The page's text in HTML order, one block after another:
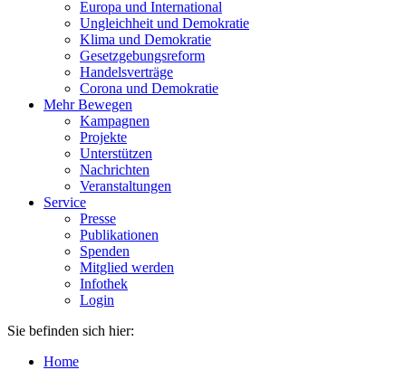
Europa und International
Ungleichheit und Demokratie
Klima und Demokratie
Gesetzgebungsreform
Handelsverträge
Corona und Demokratie
Mehr Bewegen
Kampagnen
Projekte
Unterstützen
Nachrichten
Veranstaltungen
Service
Presse
Publikationen
Spenden
Mitglied werden
Infothek
Login
Sie befinden sich hier:
Home